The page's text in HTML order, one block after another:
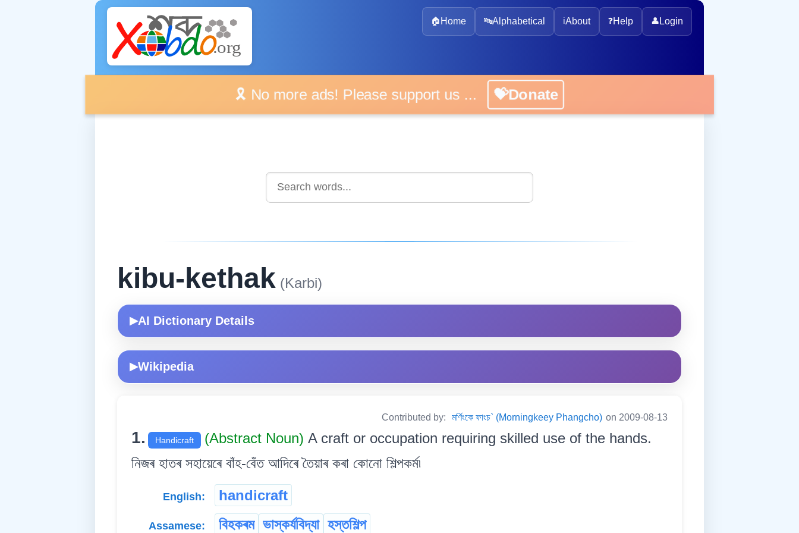
🏠 Home 🔤Alphabetical ℹ️About ❓Help 👤 Login
🎗️ No more ads! Please support us ... 💝Donate
kibu-kethak (Karbi)
▶AI Dictionary Details
▶Wikipedia
Contributed by: মৰ্ণিংকে ফাংচ` (Morningkeey Phangcho) on 2009-08-13
1. Handicraft (Abstract Noun) A craft or occupation requiring skilled use of the hands.
নিজৰ হাতৰ সহায়েৰে বাঁহ-বেঁত আদিৰে তৈয়াৰ কৰা কোনো শিল্পকৰ্ম৷
English: handicraft
Assamese: বিহকৰম ভাস্কৰ্যবিদ্যা হস্তশিল্প